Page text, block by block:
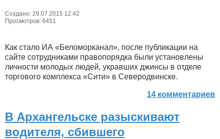
Создано: 29.07.2015 12:42
Просмотров: 6451
Как стало ИА «Беломорканал», после публикации на
сайте сотрудниками правопорядка были установлены
личности молодых людей, укравших джинсы в отделе
торгового комплекса «Сити» в Северодвинске.
14 комментариев
В Архангельске разыскивают
водителя, сбившего